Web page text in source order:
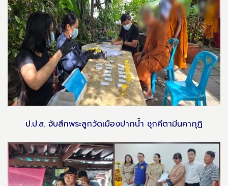
ป.ป.ส. จับสึกพระลูกวัดเมืองปากน้ำ ซุกคีตามีนคากุฏิ